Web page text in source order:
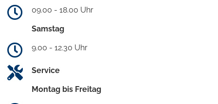
09.00 - 18.00 Uhr
Samstag
9.00 - 12.30 Uhr
Service
Montag bis Freitag